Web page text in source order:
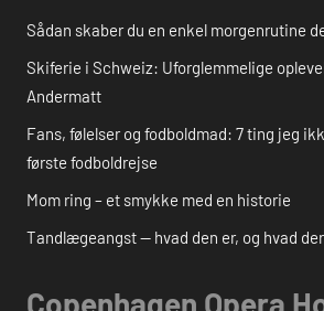
Sådan skaber du en enkel morgenrutine
Skiferie i Schweiz: Uforglemmelige
Andermatt
Fans, følelser og fodboldmad: 7 ting jeg
første fodboldrejse
Mom ring – et smykke med en historie
Tandlægeangst — hvad den er, og hvad